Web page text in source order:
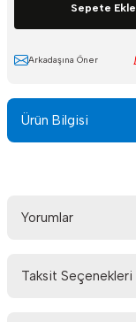
Sepete Ekle
Arkadaşına Öner
Ürün Bilgisi
Yorumlar
Taksit Seçenekleri